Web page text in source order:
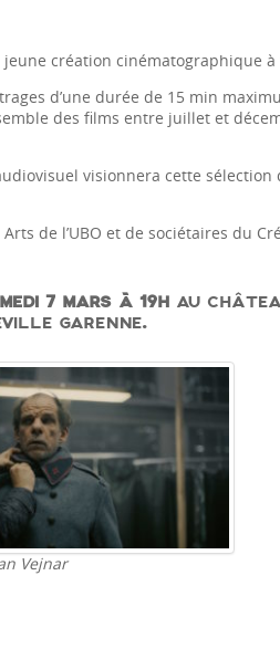
création cinématographique
d’une durée de 15 min
des films entre juillet et
visionnera cette
de l’UBO et de sociétaires du
7 MARS À 19H AU
GARENNE.
Vejnar